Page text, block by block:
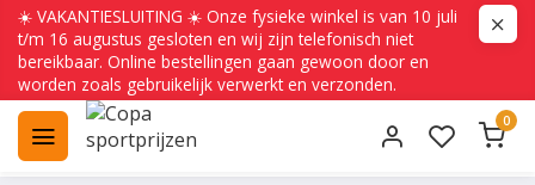
☀️ VAKANTIESLUITING ☀️ Onze fysieke winkel is van 10 juli
t/m 16 augustus gesloten en wij zijn telefonisch niet
bereikbaar. Online bestellingen gaan gewoon door en
worden zoals gebruikelijk verwerkt en verzonden.
0